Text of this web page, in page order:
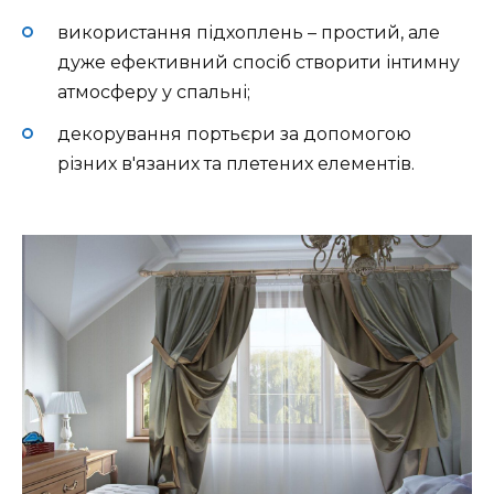
використання підхоплень – простий, але
дуже ефективний спосіб створити інтимну
атмосферу у спальні;
декорування портьєри за допомогою
різних в'язаних та плетених елементів.